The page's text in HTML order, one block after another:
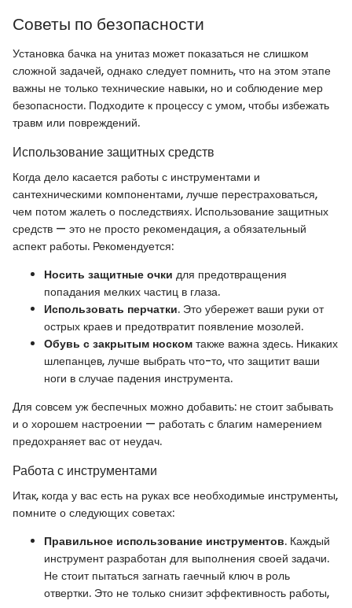
Советы по безопасности
Установка бачка на унитаз может показаться не слишком
сложной задачей, однако следует помнить, что на этом этапе
важны не только технические навыки, но и соблюдение мер
безопасности. Подходите к процессу с умом, чтобы избежать
травм или повреждений.
Использование защитных средств
Когда дело касается работы с инструментами и
сантехническими компонентами, лучше перестраховаться,
чем потом жалеть о последствиях. Использование защитных
средств — это не просто рекомендация, а обязательный
аспект работы. Рекомендуется:
Носить защитные очки для предотвращения
попадания мелких частиц в глаза.
Использовать перчатки. Это убережет ваши руки от
острых краев и предотвратит появление мозолей.
Обувь с закрытым носком также важна здесь. Никаких
шлепанцев, лучше выбрать что-то, что защитит ваши
ноги в случае падения инструмента.
Для совсем уж беспечных можно добавить: не стоит забывать
и о хорошем настроении — работать с благим намерением
предохраняет вас от неудач.
Работа с инструментами
Итак, когда у вас есть на руках все необходимые инструменты,
помните о следующих советах:
Правильное использование инструментов. Каждый
инструмент разработан для выполнения своей задачи.
Не стоит пытаться загнать гаечный ключ в роль
отвертки. Это не только снизит эффективность работы,